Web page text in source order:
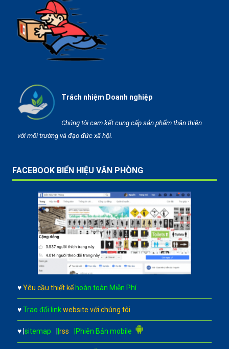
Trách nhiệm Doanh nghiệp
Chúng tôi cam kết cung cấp sản phẩm thân thiện
với môi trường và đạo đức xã hội.
FACEBOOK BIỂN HIỆU VĂN PHÒNG
♥ Yêu cầu thiết kế hoàn toàn Miễn Phí
♥ Trao đổi link website với chúng tôi
♥ |sitemap |rss |Phiên Bản mobile